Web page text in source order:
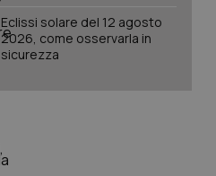
Eclissi solare del 12 agosto
2026, come osservarla in
sicurezza